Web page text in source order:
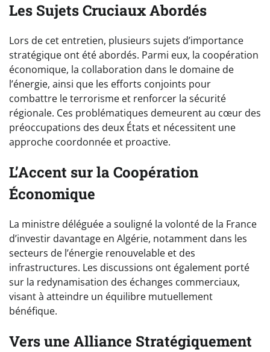
Les Sujets Cruciaux Abordés
Lors de cet entretien, plusieurs sujets d’importance
stratégique ont été abordés. Parmi eux, la coopération
économique, la collaboration dans le domaine de
l’énergie, ainsi que les efforts conjoints pour
combattre le terrorisme et renforcer la sécurité
régionale. Ces problématiques demeurent au cœur des
préoccupations des deux États et nécessitent une
approche coordonnée et proactive.
L’Accent sur la Coopération
Économique
La ministre déléguée a souligné la volonté de la France
d’investir davantage en Algérie, notamment dans les
secteurs de l’énergie renouvelable et des
infrastructures. Les discussions ont également porté
sur la redynamisation des échanges commerciaux,
visant à atteindre un équilibre mutuellement
bénéfique.
Vers une Alliance Stratégiquement